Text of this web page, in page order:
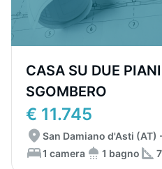
CASA SU DUE
SGOMBERO
€ 11.745
San Damiano d'Asti
1 camera
1 bagno